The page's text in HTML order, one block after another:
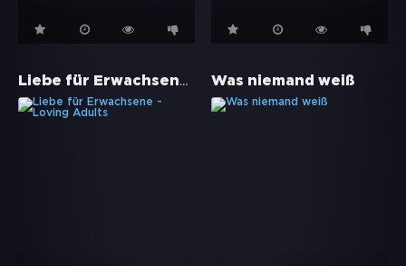
Liebe für Erwachsene - Loving Adults Was niemand weiß